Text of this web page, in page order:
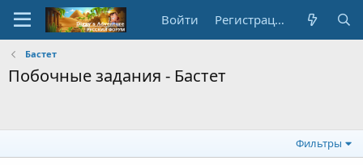
Войти Регистрация
Бастет
Побочные задания - Бастет
Фильтры